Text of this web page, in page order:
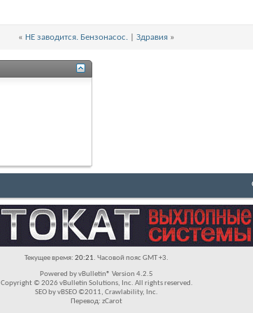
« НЕ заводится. Бензонасос. Здравия »
Текущее время: 20:21. Часовой пояс GMT +3.
Powered by vBulletin® Version 4.2.5
Copyright © 2026 vBulletin Solutions, Inc. All rights reserved.
SEO by vBSEO ©2011, Crawlability, Inc.
Перевод: zCarot